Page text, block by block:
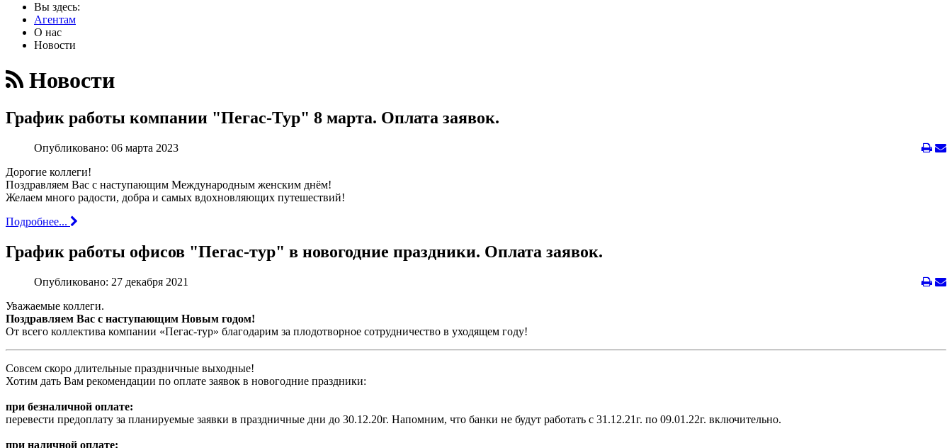
Вы здесь:
Агентам
О нас
Новости
Новости
График работы компании "Пегас-Тур" 8 марта. Оплата заявок.
Опубликовано: 06 марта 2023
Дорогие коллеги!
Поздравляем Вас с наступающим Международным женским днём!
Желаем много радости, добра и самых вдохновляющих путешествий!
Подробнее...
График работы офисов "Пегас-тур" в новогодние праздники. Оплата заявок.
Опубликовано: 27 декабря 2021
Уважаемые коллеги.
Поздравляем Вас с наступающим Новым годом!
От всего коллектива компании «Пегас-тур» благодарим за плодотворное сотрудничество в уходящем году!
Совсем скоро длительные праздничные выходные!
Хотим дать Вам рекомендации по оплате заявок в новогодние праздники:
при безналичной оплате:
перевести предоплату за планируемые заявки в праздничные дни до 30.12.20г. Напомним, что банки не будут работать с 31.12.21г. по 09.01.22г. включительно.
при наличной оплате: